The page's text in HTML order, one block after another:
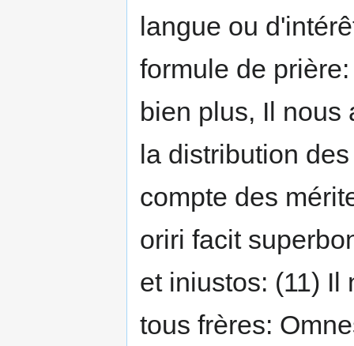
langue ou
formule de
bien plus, Il nous
la distribution
compte des
oriri facit
et iniustos: (11) Il
tous frères: